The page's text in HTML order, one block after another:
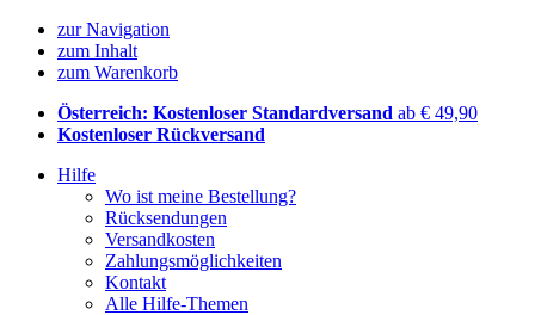
zur Navigation
zum Inhalt
zum Warenkorb
Österreich: Kostenloser Standardversand ab € 49,90
Kostenloser Rückversand
Hilfe
Wo ist meine Bestellung?
Rücksendungen
Versandkosten
Zahlungsmöglichkeiten
Kontakt
Alle Hilfe-Themen